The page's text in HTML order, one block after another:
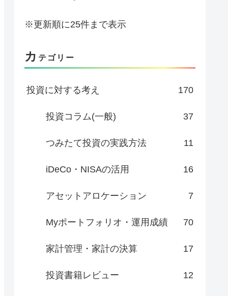
※更新順に25件まで表示
カ テゴリー
投資に対する考え 170
投資コラム(一般) 37
つみたて投資の実践方法 11
iDeCo・NISAの活用 16
アセットアロケーション 7
Myポートフォリオ・運用成績 70
家計管理・家計の決算 17
投資書籍レビュー 12